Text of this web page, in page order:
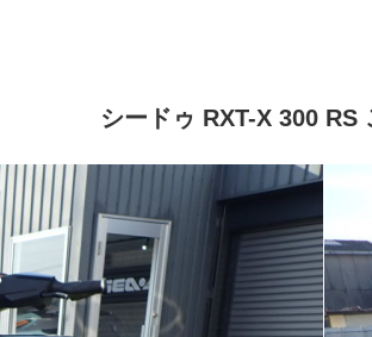
シードゥ RXT-X 300 RS